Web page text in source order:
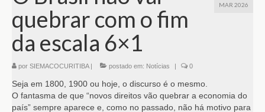
MAR 2026
quebrar com o fim
da escala 6×1
por SIEMACOCURITIBA| postado em: Notícias | 0
Seja em 1800, 1900 ou hoje, o discurso é o mesmo.
O fantasma de que “novos direitos vão quebrar a economia do
país” sempre aparece e, como no passado, não há motivo para